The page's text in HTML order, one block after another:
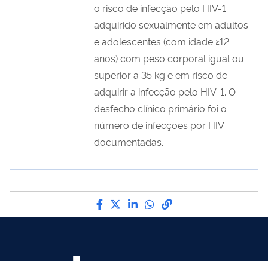
o risco de infecção pelo HIV-1
adquirido sexualmente em adultos
e adolescentes (com idade ≥12
anos) com peso corporal igual ou
superior a 35 kg e em risco de
adquirir a infecção pelo HIV-1. O
desfecho clínico primário foi o
número de infecções por HIV
documentadas.
Compartilhe por Facebook
Compartilhe por Twitter
Compartilhe por
Compartilhe por
link para Copiar